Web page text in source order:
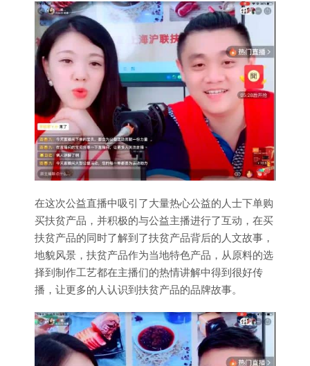
在这次公益直播中吸引了大量热心公益的人士下单购
买扶贫产品，并积极的与公益主播进行了互动，在买
扶贫产品的同时了解到了扶贫产品背后的人文故事，
地貌风景，扶贫产品作为当地特色产品，从原料的选
择到制作工艺都在主播们的热情讲解中得到很好传
播，让更多的人认识到扶贫产品的品牌故事。